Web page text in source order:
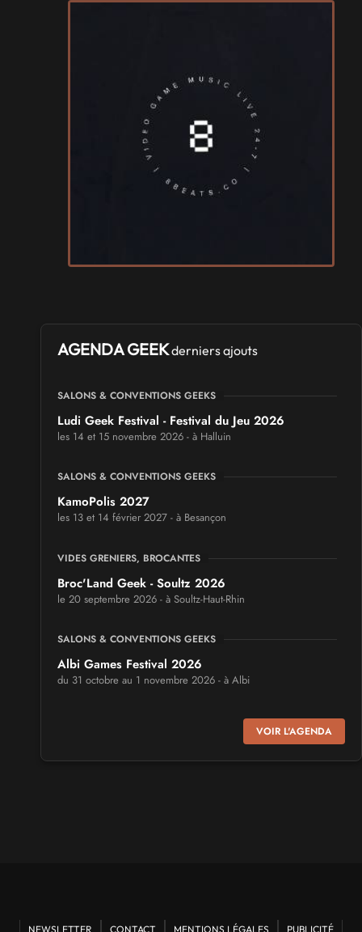
AGENDA GEEKderniers ajouts
SALONS & CONVENTIONS GEEKS
Ludi Geek Festival - Festival du Jeu 2026
les 14 et 15 novembre 2026 - à Halluin
SALONS & CONVENTIONS GEEKS
KamoPolis 2027
les 13 et 14 février 2027 - à Besançon
VIDES GRENIERS, BROCANTES
Broc'Land Geek - Soultz 2026
le 20 septembre 2026 - à Soultz-Haut-Rhin
SALONS & CONVENTIONS GEEKS
Albi Games Festival 2026
du 31 octobre au 1 novembre 2026 - à Albi
Virtual Calais - salon du jeu vidéo et des loisirs
numériques 2026
Mang'Azur 2027
VOIR L'AGENDA
NEWSLETTER CONTACT MENTIONS LÉGALES PUBLICITÉ